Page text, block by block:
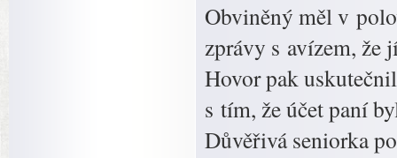
Obviněný měl v
zprávy s avízem, že
Hovor pak
s tím, že účet paní
Důvěřivá seniorka